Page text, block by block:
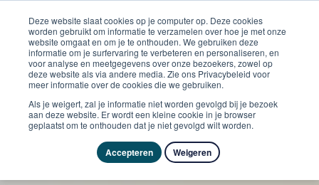
Deze website slaat cookies op je computer op. Deze cookies
worden gebruikt om informatie te verzamelen over hoe je met onze
website omgaat en om je te onthouden. We gebruiken deze
informatie om je surfervaring te verbeteren en personaliseren, en
voor analyse en meetgegevens over onze bezoekers, zowel op
deze website als via andere media. Zie ons Privacybeleid voor
meer informatie over de cookies die we gebruiken.
Als je weigert, zal je informatie niet worden gevolgd bij je bezoek
aan deze website. Er wordt een kleine cookie in je browser
geplaatst om te onthouden dat je niet gevolgd wilt worden.
Accepteren Weigeren